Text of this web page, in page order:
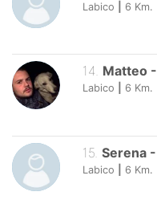
Labico 6 Km.
14. Matteo -
Labico 6 Km.
15 Serena -
Labico 6 Km.